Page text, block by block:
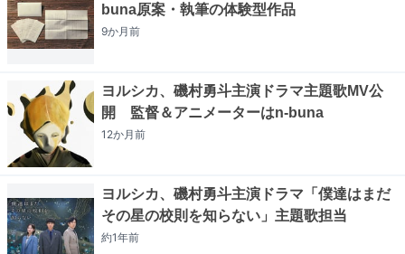
buna原案・執筆の体験型作品
9か月前
ヨルシカ、磯村勇斗主演ドラマ主題歌MV公
開 監督＆アニメーターはn-buna
12か月前
ヨルシカ、磯村勇斗主演ドラマ「僕達はまだ
その星の校則を知らない」主題歌担当
約1年前